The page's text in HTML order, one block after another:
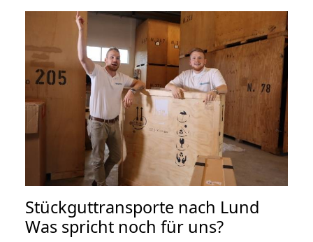
Stückguttransporte nach Lund
Was spricht noch für uns?